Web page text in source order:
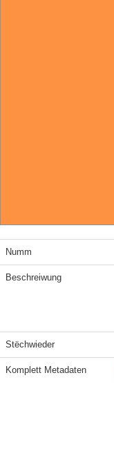
Numm
Beschreiwung
Stëchwieder
Komplett Metadaten